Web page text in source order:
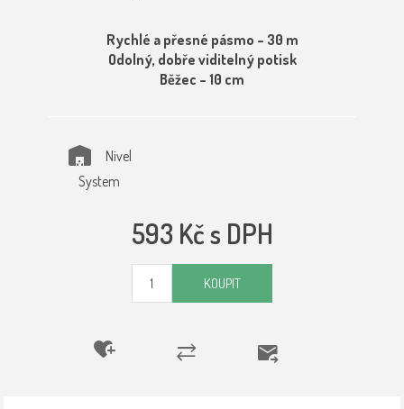
Rychlé a přesné pásmo – 30 m
Odolný, dobře viditelný potisk
Běžec – 10 cm
Nivel
System
593 Kč s DPH
KOUPIT